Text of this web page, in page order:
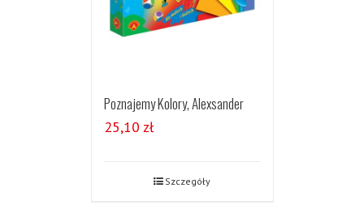
Poznajemy Kolory, Alexsander
25,10 zł
Szczegóły